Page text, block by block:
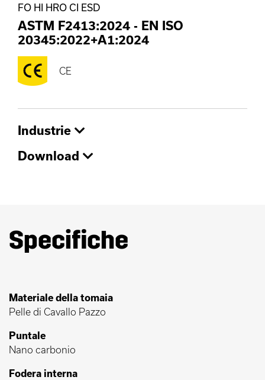
FO HI HRO CI ESD
ASTM F2413:2024 - EN ISO
20345:2022+A1:2024
CE
Industrie
Download
Specifiche
Materiale della tomaia
Pelle di Cavallo Pazzo
Puntale
Nano carbonio
Fodera interna